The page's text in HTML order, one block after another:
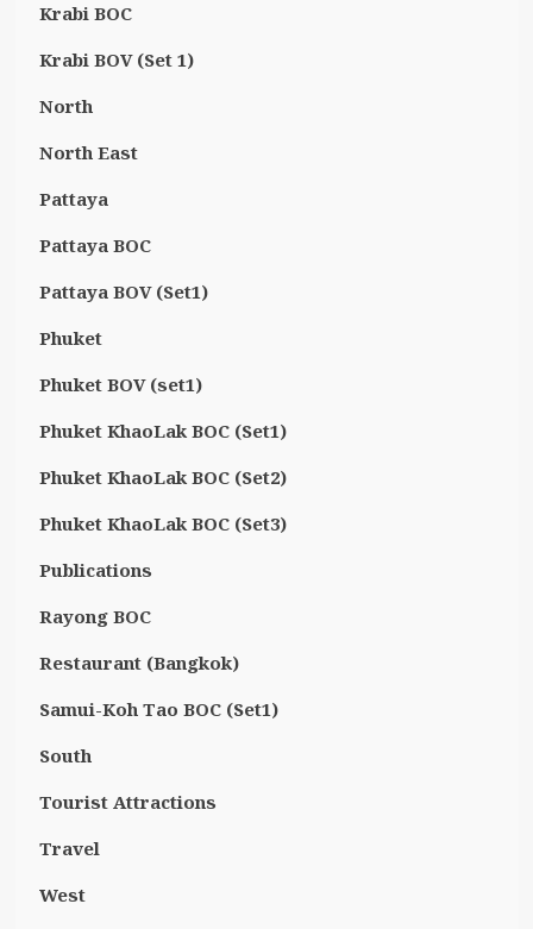
Krabi BOC
Krabi BOV (Set 1)
North
North East
Pattaya
Pattaya BOC
Pattaya BOV (Set1)
Phuket
Phuket BOV (set1)
Phuket KhaoLak BOC (Set1)
Phuket KhaoLak BOC (Set2)
Phuket KhaoLak BOC (Set3)
Publications
Rayong BOC
Restaurant (Bangkok)
Samui-Koh Tao BOC (Set1)
South
Tourist Attractions
Travel
West